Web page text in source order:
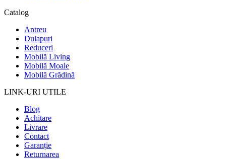
Catalog
Antreu
Dulapuri
Reduceri
Mobilă Living
Mobilă Moale
Mobilă Grădină
LINK-URI UTILE
Blog
Achitare
Livrare
Contact
Garanție
Returnarea